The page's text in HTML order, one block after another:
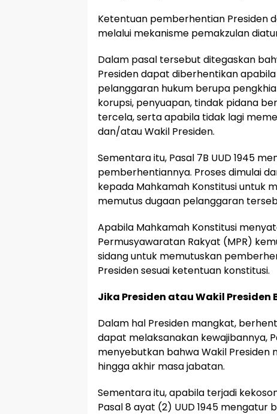
Ketentuan pemberhentian Presiden
melalui mekanisme pemakzulan
Dalam pasal tersebut ditegaskan
Presiden dapat diberhentikan
pelanggaran hukum berupa
korupsi, penyuapan, tindak pidana
tercela, serta apabila tidak lagi
dan/atau Wakil Presiden.
Sementara itu, Pasal 7B UUD 1945
pemberhentiannya. Proses dimulai
kepada Mahkamah Konstitusi untuk
memutus dugaan pelanggaran
Apabila Mahkamah Konstitusi
Permusyawaratan Rakyat (MPR)
sidang untuk memutuskan
Presiden sesuai ketentuan konstitusi.
Jika Presiden atau Wakil Presiden
Dalam hal Presiden mangkat,
dapat melaksanakan kewajibannya,
menyebutkan bahwa Wakil Presiden
hingga akhir masa jabatan.
Sementara itu, apabila terjadi
Pasal 8 ayat (2) UUD 1945 mengatur